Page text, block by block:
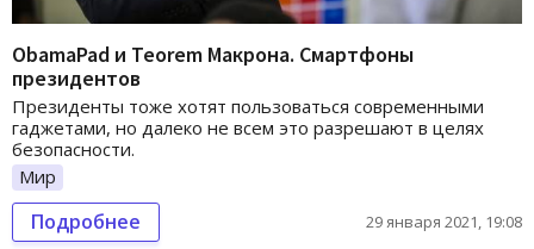
ObamaPad и Teorem Макрона. Смартфоны
президентов
Президенты тоже хотят пользоваться современными
гаджетами, но далеко не всем это разрешают в целях
безопасности.
Мир
Подробнее 29 января 2021, 19:08